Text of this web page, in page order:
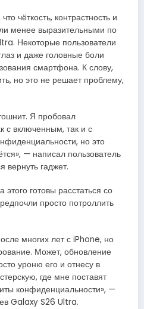
чёткость, контрастность и
менее выразительными по
Некоторые пользователи
и даже головные боли
смартфона. К слову,
но это не решает проблему,
Я пробовал
с включенным, так и с
но это
— написал пользователь
вернуть гаджет.
готовы расстаться со
просто потроллить
многих лет с iPhone, но
Может, обновление
уроню его и отнесу в
где мне поставят
конфиденциальности», —
Galaxy S26 Ultra.